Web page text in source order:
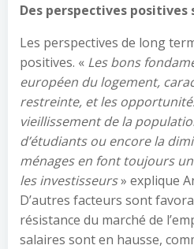
Des perspectives
Les perspectives de long
positives. « Les bons
européen du logement,
restreinte, et les
vieillissement de la
d’étudiants ou encore la
ménages en font toujours
les investisseurs» explique
D’autres facteurs sont
résistance du marché de
salaires sont en hausse,